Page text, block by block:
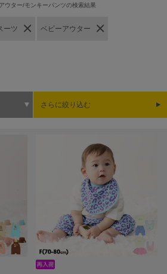
ウター/モンキーパンツの検索結果
ーツ ベビーアウター
さらに絞り込む